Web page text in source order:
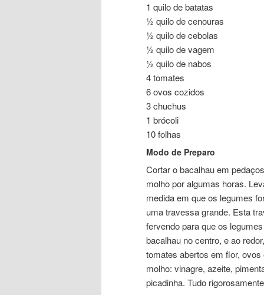
1 quilo de batatas
½ quilo de cenouras
½ quilo de cebolas
½ quilo de vagem
½ quilo de nabos
4 tomates
6 ovos cozidos
3 chuchus
1 brócoli
10 folhas
Modo de Preparo
Cortar o bacalhau em
molho por algumas horas.
medida em que os legumes
uma travessa grande. Esta
fervendo para que os
bacalhau no centro, e ao
tomates abertos em flor,
molho: vinagre, azeite,
picadinha. Tudo